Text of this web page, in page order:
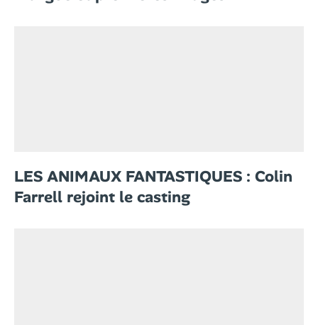
LES ANIMAUX FANTASTIQUES : Colin
Farrell rejoint le casting